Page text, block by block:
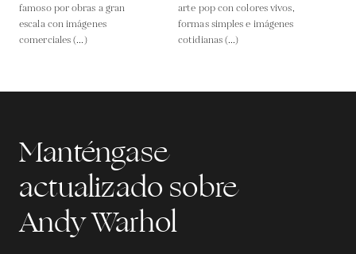
famoso por obras a gran
escala con imágenes
comerciales (...)
arte pop con colores vivos,
formas simples e imágenes
cotidianas (...)
Manténgase
actualizado sobre
Andy Warhol